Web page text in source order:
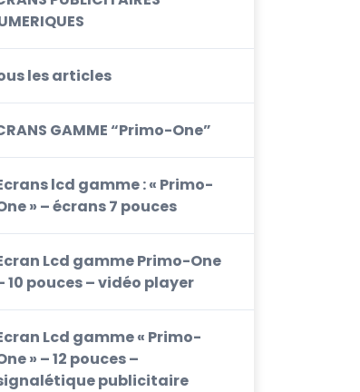
les articles
GAMME “Primo-One”
lcd gamme : « Primo-
» – écrans 7 pouces
Lcd gamme Primo-One
10 pouces – vidéo player
Lcd gamme « Primo-
» – 12 pouces –
publicitaire